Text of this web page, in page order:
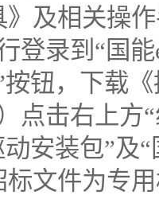
及相关操
登录到“国
按钮，下载
点击右上方
安装包”及
文件为专